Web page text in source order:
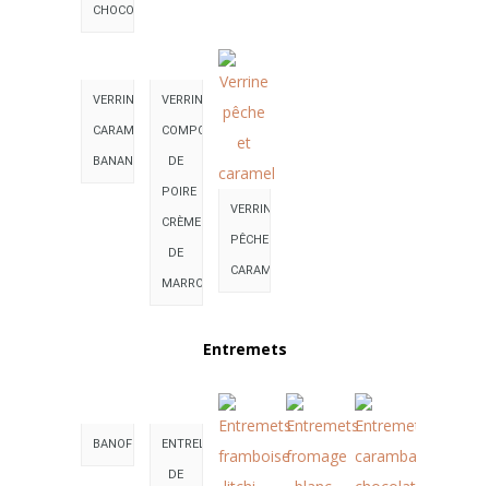
CHOCOLAT
VERRINE
CARAMBA
BANANA
VERRINE
COMPOTE
DE
POIRE
CRÈME
DE
MARRON
VERRINE
PÊCHE
CARAMEL
Entremets
BANOFFEE ENTRELAC
DE